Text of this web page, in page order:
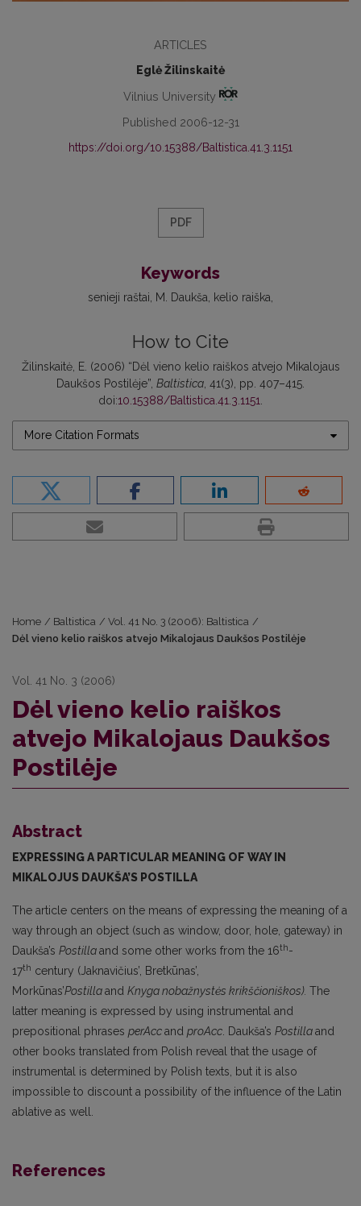
ARTICLES
Eglė Žilinskaitė
Vilnius University
Published 2006-12-31
https://doi.org/10.15388/Baltistica.41.3.1151
PDF
Keywords
senieji raštai M. Daukša kelio raiška
How to Cite
Žilinskaitė, E. (2006) “Dėl vieno kelio raiškos atvejo Mikalojaus
Daukšos Postilėje”, Baltistica , 41(3), pp. 407–415.
doi:10.15388/Baltistica.41.3.1151
More Citation Formats
Home / Baltistica / Vol. 41 No. 3 (2006): Baltistica /
Dėl vieno kelio raiškos atvejo Mikalojaus Daukšos Postilėje
Vol. 41 No. 3 (2006)
Dėl vieno kelio raiškos
atvejo Mikalojaus Daukšos
Postilėje
Abstract
EXPRESSING A PARTICULAR MEANING OF WAY IN
MIKALOJUS DAUKŠA’S POSTILLA
The article centers on the means of expressing the meaning of a
way through an object (such as window, door, hole, gateway) in
Daukša’s Postillaand some other works from the 16th-
17th century (Jaknavičius’, Bretkūnas’,
Morkūnas’Postillaand Knyga nobažnystės krikščioniškos). The
latter meaning is expressed by using instrumental and
prepositional phrases perAccand proAcc . Daukša’s Postillaand
other books translated from Polish reveal that the usage of
instrumental is determined by Polish texts, but it is also
impossible to discount a possibility of the influence of the Latin
ablative as well.
References